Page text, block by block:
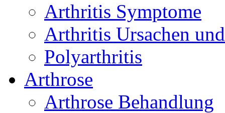
Arthritis Symptome
Arthritis Ursachen
Polyarthritis
Arthrose
Arthrose Behandlung